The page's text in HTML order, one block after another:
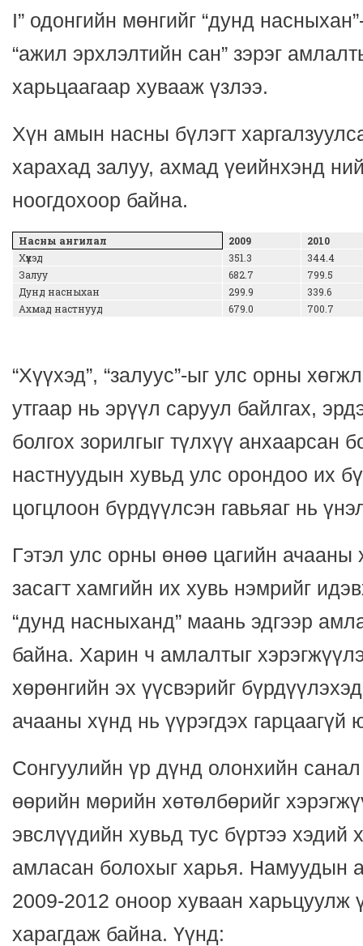
I” одонгийн мөнгийг “дунд
“ажил эрхлэлтийн сан” зэрэг
харьцаагаар хувааж үзлээ.
Хүн амын насны бүлэгт
харахад залуу, ахмад үеийнхэнд
ноогдохоор байна.
Насны ангилал 2009
2010
Хүүхэд
351.3
344.4
Залуу
682.7
799.5
Дунд насныхан
299.9
339.6
Ахмад настнууд
679.0 700.7
“Хүүхэд”, “залуус”-ыг улс орны
утгаар нь эрүүл саруул байлгах,
болгох зорилгыг түлхүү анхаарсан
настнуудын хувьд улс орондоо их
цогцлоон бүрдүүлсэн гавьяаг нь
Гэтэл улс орны өнөө цагийн ачааны
засагт хамгийн их хувь нэмрийг
“дунд насныханд” маань эдгээр
байна. Харин ч амлалтыг
хөрөнгийн эх үүсвэрийг
ачааны хүнд нь үүрэгдэх гарцаагүй
Сонгуулийн үр дүнд олонхийн
өөрийн мөрийн хөтөлбөрийг
эвслүүдийн хувьд тус бүртээ хэдий
амласан болохыг харья. Намуудын
2009-2012 оноор хуваан харьцуулж
харагдаж байна. Үүнд: